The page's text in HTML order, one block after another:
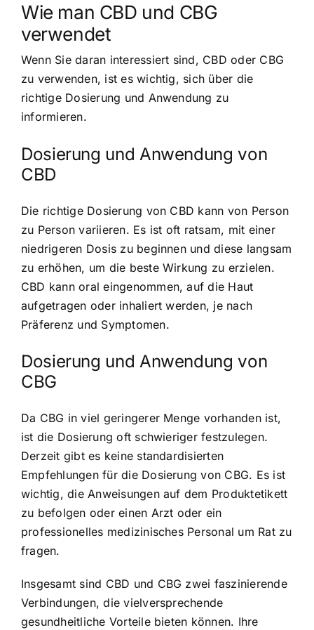
Wie man CBD und CBG
verwendet
Wenn Sie daran interessiert sind, CBD oder CBG
zu verwenden, ist es wichtig, sich über die
richtige Dosierung und Anwendung zu
informieren.
Dosierung und Anwendung von
CBD
Die richtige Dosierung von CBD kann von Person
zu Person variieren. Es ist oft ratsam, mit einer
niedrigeren Dosis zu beginnen und diese langsam
zu erhöhen, um die beste Wirkung zu erzielen.
CBD kann oral eingenommen, auf die Haut
aufgetragen oder inhaliert werden, je nach
Präferenz und Symptomen.
Dosierung und Anwendung von
CBG
Da CBG in viel geringerer Menge vorhanden ist,
ist die Dosierung oft schwieriger festzulegen.
Derzeit gibt es keine standardisierten
Empfehlungen für die Dosierung von CBG. Es ist
wichtig, die Anweisungen auf dem Produktetikett
zu befolgen oder einen Arzt oder ein
professionelles medizinisches Personal um Rat zu
fragen.
Insgesamt sind CBD und CBG zwei faszinierende
Verbindungen, die vielversprechende
gesundheitliche Vorteile bieten können. Ihre